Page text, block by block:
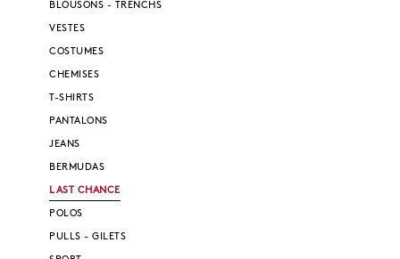
BLOUSONS - TRENCHS
VESTES
COSTUMES
CHEMISES
T-SHIRTS
PANTALONS
JEANS
BERMUDAS
LAST CHANCE
POLOS
PULLS - GILETS